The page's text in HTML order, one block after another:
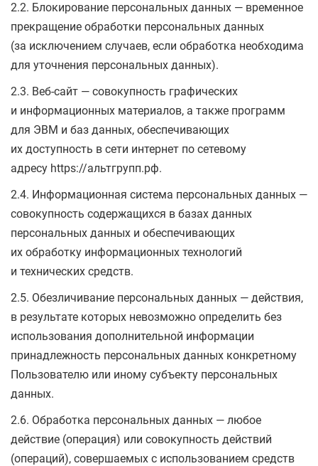
2.2. Блокирование персональных данных — временное
прекращение обработки персональных данных
(за исключением случаев, если обработка необходима
для уточнения персональных данных).
2.3. Веб-сайт — совокупность графических
и информационных материалов, а также программ
для ЭВМ и баз данных, обеспечивающих
их доступность в сети интернет по сетевому
адресу https://альтгрупп.рф.
2.4. Информационная система персональных данных —
совокупность содержащихся в базах данных
персональных данных и обеспечивающих
их обработку информационных технологий
и технических средств.
2.5. Обезличивание персональных данных — действия,
в результате которых невозможно определить без
использования дополнительной информации
принадлежность персональных данных конкретному
Пользователю или иному субъекту персональных
данных.
2.6. Обработка персональных данных — любое
действие (операция) или совокупность действий
(операций), совершаемых с использованием средств